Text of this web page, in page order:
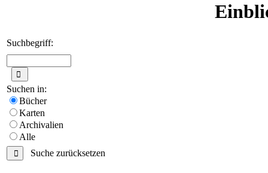
Suchbegriff:
Suchen in:
Bücher
Karten
Archivalien
Alle
Suche zurücksetzen